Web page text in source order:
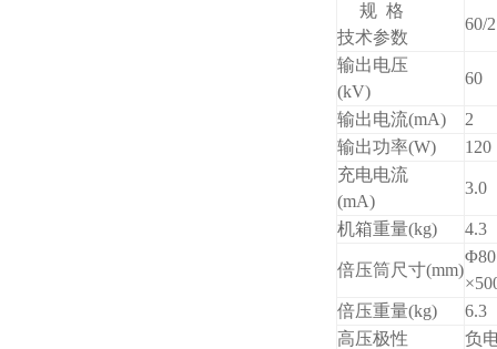
规 格
技术参数
60/2
输出电压
(kV)
60
输出电流(mA)
2
输出功率(W)
120
充电电流
(mA)
3.0
机箱重量(kg) 4.3
倍压筒尺寸(mm)
Φ80
倍压重量(kg)
6.3
高压极性
负